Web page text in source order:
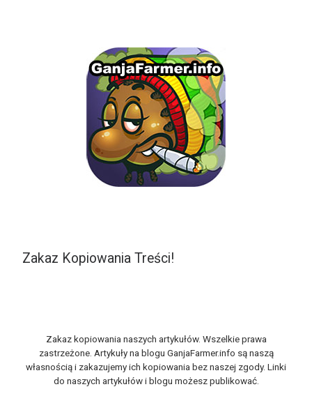
Zakaz Kopiowania Treści!
Zakaz kopiowania naszych artykułów. Wszelkie prawa
zastrzeżone. Artykuły na blogu GanjaFarmer.info są naszą
własnością i zakazujemy ich kopiowania bez naszej zgody. Linki
do naszych artykułów i blogu możesz publikować.